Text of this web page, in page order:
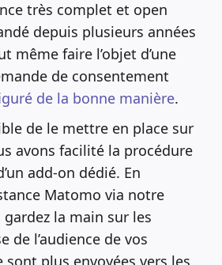
très complet et open
depuis plusieurs années
même faire l’objet d’une
de consentement
de la bonne manière.
de le mettre en place sur
avons facilité la procédure
add-on dédié. En
Matomo via notre
la main sur les
de l’audience de vos
sont plus envoyées vers les